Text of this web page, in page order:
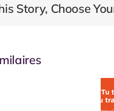
Story, Choose